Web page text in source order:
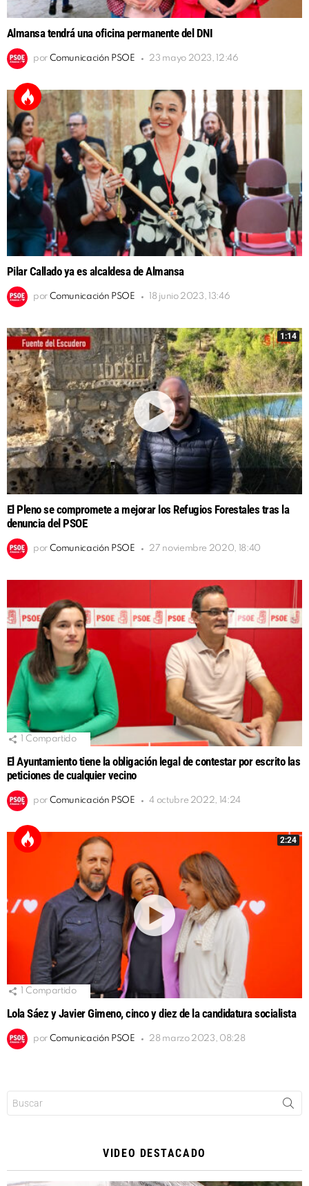
Almansa tendrá una oficina permanente del DNI
por Comunicación PSOE 23 mayo 2023, 12:46
Pilar Callado ya es alcaldesa de Almansa
por Comunicación PSOE 18 junio 2023, 13:46
1:14
El Pleno se compromete a mejorar los Refugios Forestales tras la
denuncia del PSOE
por Comunicación PSOE 27 noviembre 2020, 18:40
Compartido
El Ayuntamiento tiene la obligación legal de contestar por escrito las
peticiones de cualquier vecino
por Comunicación PSOE 4 octubre 2022, 14:24
2:24
Compartido
Lola Sáez y Javier Gimeno, cinco y diez de la candidatura socialista
por Comunicación PSOE 28 marzo 2023, 08:28
VIDEO DESTACADO